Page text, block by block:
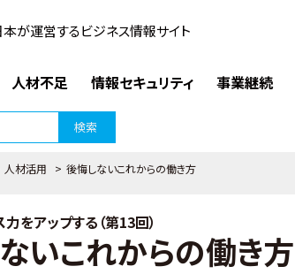
が運営するビジネス情報サイト
人材不足 情報セキュリティ 事業継続
検索
人材活用 > 後悔しないこれからの働き方
をアップする（第13回）
いこれからの働き方